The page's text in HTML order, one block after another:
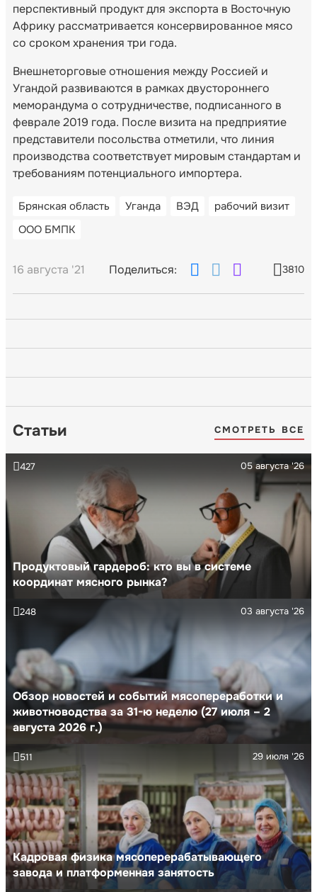
перспективный продукт для экспорта в Восточную
Африку рассматривается консервированное мясо
со сроком хранения три года.
Внешнеторговые отношения между Россией и
Угандой развиваются в рамках двустороннего
меморандума о сотрудничестве, подписанного в
феврале 2019 года. После визита на предприятие
представители посольства отметили, что линия
производства соответствует мировым стандартам и
требованиям потенциального импортера.
Брянская область Уганда ВЭД
рабочий визит
ООО БМПК
16 августа '21 Поделиться: 3810
Статьи СМОТРЕТЬ ВСЕ
Продуктовый гардероб: кто вы в системе
координат мясного рынка?
05 августа '26
427
Обзор новостей и событий мясопереработки и
животноводства за 31-ю неделю (27 июля – 2
августа 2026 г.)
03 августа '26
248
Кадровая физика мясоперерабатывающего
завода и платформенная занятость
29 июля '26
511